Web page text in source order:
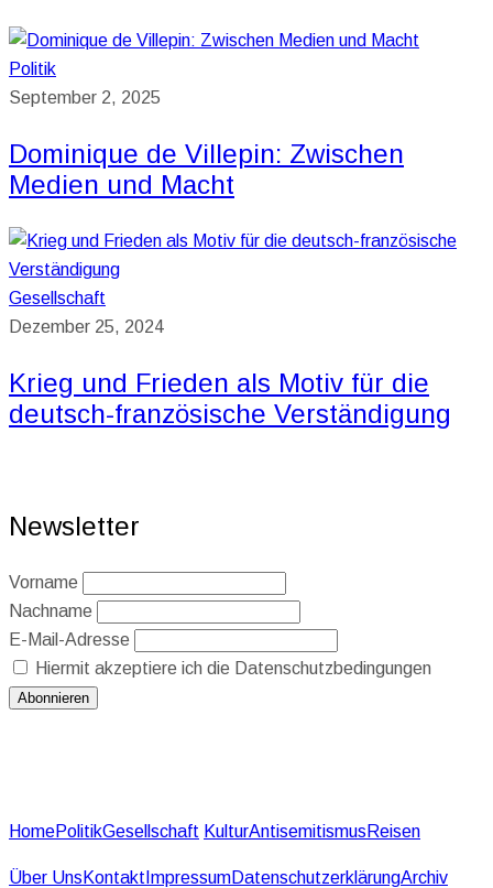
Politik
September 2, 2025
Dominique de Villepin: Zwischen
Medien und Macht
Gesellschaft
Dezember 25, 2024
Krieg und Frieden als Motiv für die
deutsch-französische Verständigung
Newsletter
Vorname
Nachname
E-Mail-Adresse
Hiermit akzeptiere ich die Datenschutzbedingungen
HomePolitikGesellschaft KulturAntisemitismus Reisen
Über Uns Kontakt ImpressumDatenschutzerklärungArchiv